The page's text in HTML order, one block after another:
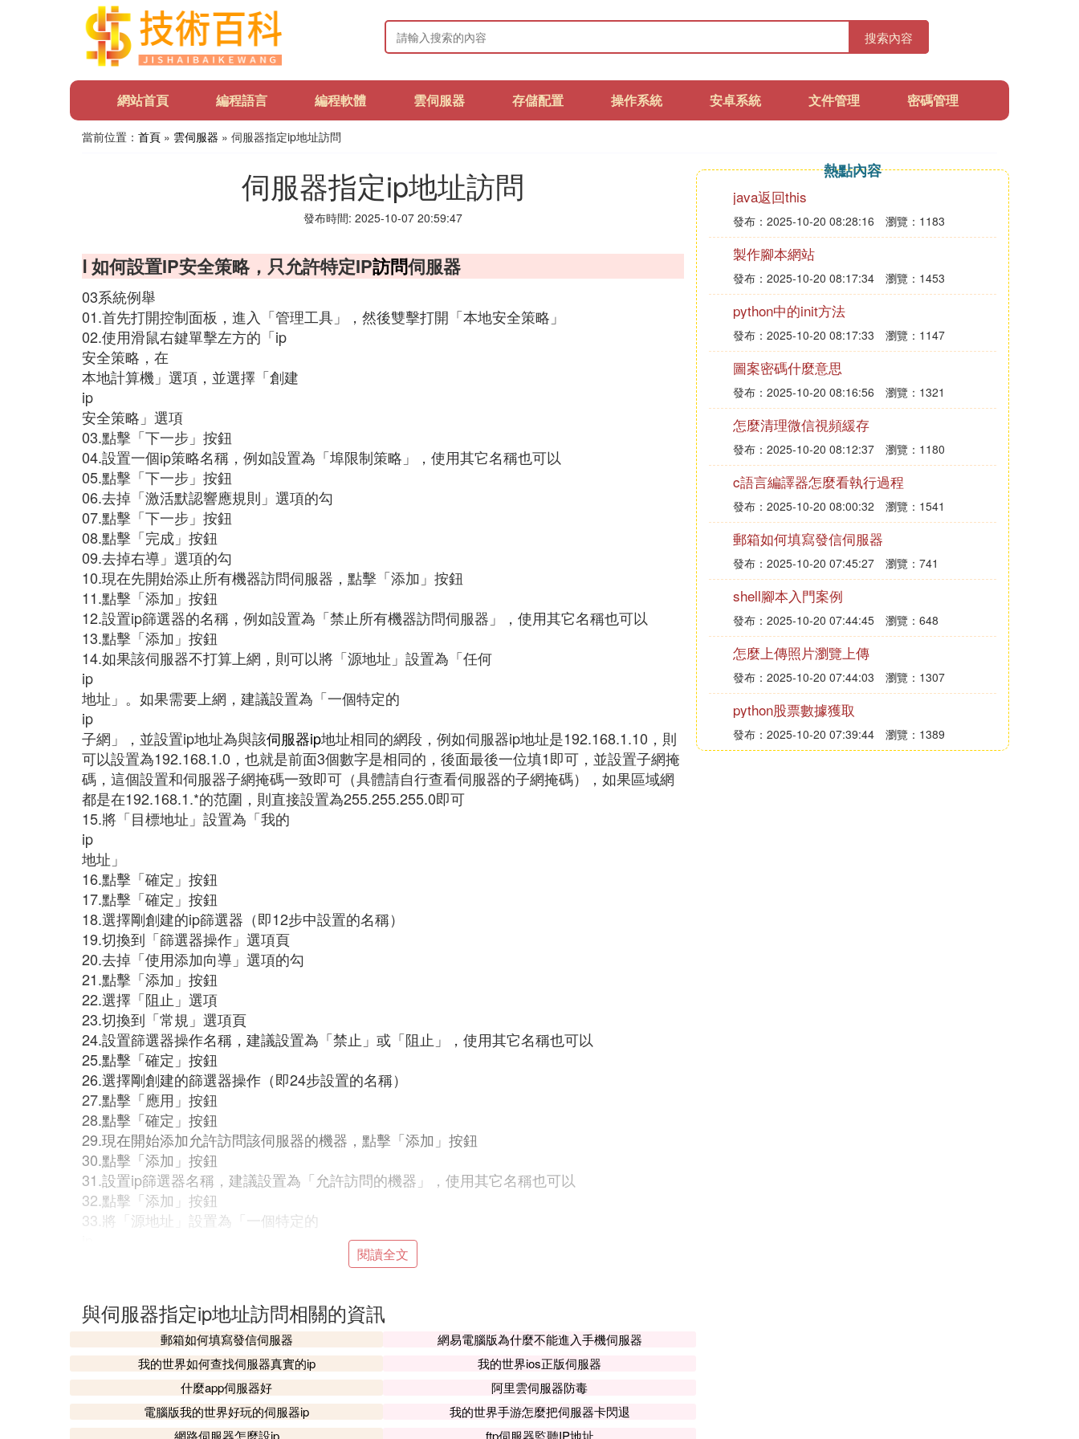
搜索內容
網站首頁 編程語言 編程軟體 雲伺服器 存儲配置 操作系統 安卓系統 文件管理 密碼管理
當前位置： 首頁 » 雲伺服器 » 伺服器指定ip地址訪問
伺服器指定ip地址訪問
發布時間: 2025-10-07 20:59:47
Ⅰ 如何設置IP安全策略，只允許特定IP訪問伺服器
03系統例舉
01.首先打開控制面板，進入「管理工具」，然後雙擊打開「本地安全策略」
02.使用滑鼠右鍵單擊左方的「ip
安全策略，在
本地計算機」選項，並選擇「創建
ip
安全策略」選項
03.點擊「下一步」按鈕
04.設置一個ip策略名稱，例如設置為「埠限制策略」，使用其它名稱也可以
05.點擊「下一步」按鈕
06.去掉「激活默認響應規則」選項的勾
07.點擊「下一步」按鈕
08.點擊「完成」按鈕
09.去掉右導」選項的勾
10.現在先開始添止所有機器訪問伺服器，點擊「添加」按鈕
11.點擊「添加」按鈕
12.設置ip篩選器的名稱，例如設置為「禁止所有機器訪問伺服器」，使用其它名稱也可以
13.點擊「添加」按鈕
14.如果該伺服器不打算上網，則可以將「源地址」設置為「任何
ip
地址」。如果需要上網，建議設置為「一個特定的
ip
子網」，並設置ip地址為與該伺服器ip地址相同的網段，例如伺服器ip地址是192.168.1.10，則
可以設置為192.168.1.0，也就是前面3個數字是相同的，後面最後一位填1即可，並設置子網掩
碼，這個設置和伺服器子網掩碼一致即可（具體請自行查看伺服器的子網掩碼），如果區域網
都是在192.168.1.*的范圍，則直接設置為255.255.255.0即可
15.將「目標地址」設置為「我的
ip
地址」
16.點擊「確定」按鈕
17.點擊「確定」按鈕
18.選擇剛創建的ip篩選器（即12步中設置的名稱）
19.切換到「篩選器操作」選項頁
20.去掉「使用添加向導」選項的勾
21.點擊「添加」按鈕
22.選擇「阻止」選項
23.切換到「常規」選項頁
24.設置篩選器操作名稱，建議設置為「禁止」或「阻止」，使用其它名稱也可以
25.點擊「確定」按鈕
26.選擇剛創建的篩選器操作（即24步設置的名稱）
27.點擊「應用」按鈕
28.點擊「確定」按鈕
29.現在開始添加允許訪問該伺服器的機器，點擊「添加」按鈕
30.點擊「添加」按鈕
31.設置ip篩選器名稱，建議設置為「允許訪問的機器」，使用其它名稱也可以
32.點擊「添加」按鈕
33.將「源地址」設置為「一個特定的
地址」，並設置下方的ip地址為允許訪問該伺服器的ip中的一個（每次只能添加一個，所以需要
34.設置「目標地址」為「我的
ip
35.點擊「確定」按鈕
36.重復32至35步將要允許訪問該伺服器的ip全部添加
37.點擊「確定」按鈕
38.選擇剛創建的「ip
閱讀全文
與伺服器指定ip地址訪問相關的資訊
郵箱如何填寫發信伺服器
網易電腦版為什麼不能進入手機伺服器
我的世界如何查找伺服器真實的ip
我的世界ios正版伺服器
什麼app伺服器好
阿里雲伺服器防毒
電腦版我的世界好玩的伺服器ip
我的世界手游怎麼把伺服器卡閃退
網路伺服器怎麼設ip
ftp伺服器監聽IP地址
熱點內容
java返回this
發布：2025-10-20 08:28:16 瀏覽：1183
製作腳本網站
發布：2025-10-20 08:17:34 瀏覽：1453
python中的init方法
發布：2025-10-20 08:17:33 瀏覽：1147
圖案密碼什麼意思
發布：2025-10-20 08:16:56 瀏覽：1321
怎麼清理微信視頻緩存
發布：2025-10-20 08:12:37 瀏覽：1180
c語言編譯器怎麼看執行過程
發布：2025-10-20 08:00:32 瀏覽：1541
郵箱如何填寫發信伺服器
發布：2025-10-20 07:45:27 瀏覽：741
shell腳本入門案例
發布：2025-10-20 07:44:45 瀏覽：648
怎麼上傳照片瀏覽上傳
發布：2025-10-20 07:44:03 瀏覽：1307
python股票數據獲取
發布：2025-10-20 07:39:44 瀏覽：1389